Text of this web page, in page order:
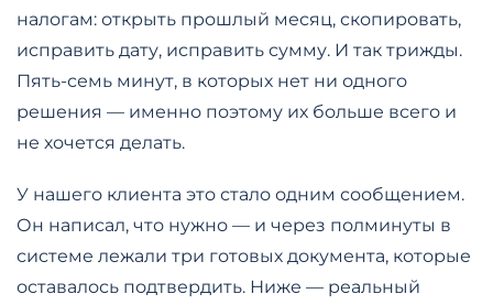
налогам: открыть прошлый месяц, скопировать,
исправить дату, исправить сумму. И так трижды.
Пять-семь минут, в которых нет ни одного
решения — именно поэтому их больше всего и
не хочется делать.
У нашего клиента это стало одним сообщением.
Он написал, что нужно — и через полминуты в
системе лежали три готовых документа, которые
оставалось подтвердить. Ниже — реальный